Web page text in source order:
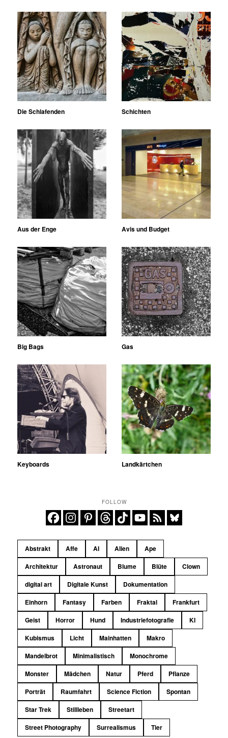
Die Schlafenden Schichten
Aus der Enge Avis und Budget
Big Bags Gas
Keyboards Landkärtchen
FOLLOW
Abstrakt Affe AI Alien
Ape
Architektur
Astronaut Blume Blüte
Clown
digital art
Digitale Kunst
Dokumentation
Einhorn
Fantasy Farben Fraktal
Frankfurt
Geist
Horror Hund Industriefotografie
KI
Kubismus
Licht Mainhatten
Makro
Mandelbrot
Minimalistisch
Monochrome
Monster
Mädchen Natur Pferd
Pflanze
Porträt
Raumfahrt Science Fiction
Spontan
Star Trek
Stillleben
Streetart
Street Photography
Surrealismus Tier